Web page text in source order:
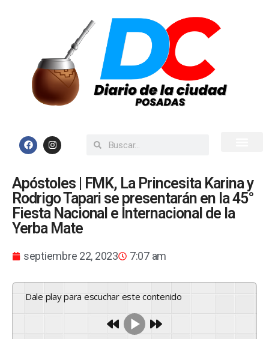
Apóstoles | FMK, La Princesita Karina y
Rodrigo Tapari se presentarán en la 45°
Fiesta Nacional e Internacional de la
Yerba Mate
septiembre 22, 2023 7:07 am
Dale play para escuchar este contenido